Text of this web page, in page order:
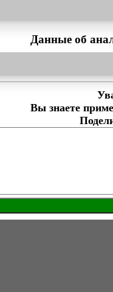
Данные об
Вы знаете